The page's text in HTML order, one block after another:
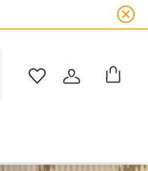
WISHLISTANMELDEN